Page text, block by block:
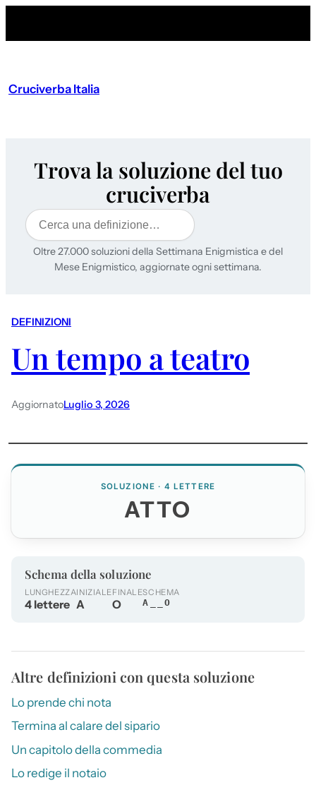
Cruciverba Italia
Trova la soluzione del tuo
cruciverba
Cerca
Oltre 27.000 soluzioni della Settimana Enigmistica e del
Mese Enigmistico, aggiornate ogni settimana.
DEFINIZIONI
Un tempo a teatro
AggiornatoLuglio 3, 2026
SOLUZIONE · 4 LETTERE
ATTO
Schema della soluzione
LUNGHEZZA
4 lettere
INIZIALE
A
FINALE
O
SCHEMA
A__O
Altre definizioni con questa soluzione
Lo prende chi nota
Termina al calare del sipario
Un capitolo della commedia
Lo redige il notaio